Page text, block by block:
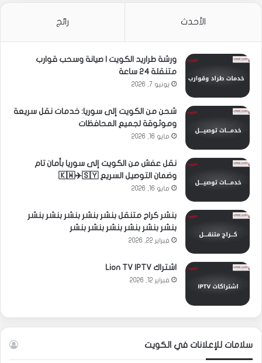
الأحدث رائج
ورشة طراريد الكويت | صيانة وسحب قوارب
متنقلة 24 ساعة
يونيو 7, 2026
شحن من الكويت إلى سوريا: خدمات نقل سريعة
وموثوقة لجميع المحافظات
مايو 16, 2026
نقل عفش من الكويت إلى سوريا بأمان تام
وضمان التوصيل السريع 🇰🇼✈️🇸🇾
مايو 16, 2026
بنشر كراج متنقل بنشر بنشر بنشر بنشر بنشر
بنشر بنشر بنشر بنشر بنشر بنشر
فبراير 22, 2026
اشتراك Lion TV IPTV
فبراير 12, 2026
سلامات للإعلانات في الكويت